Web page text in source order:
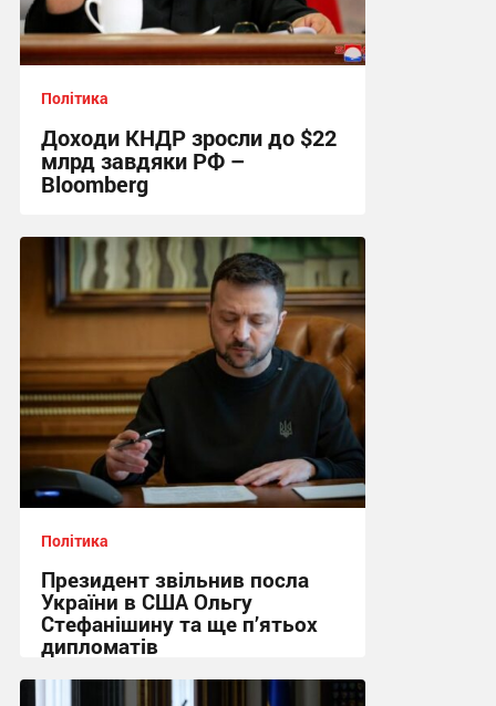
Політика
Доходи КНДР зросли до $22
млрд завдяки РФ –
Bloomberg
03:35 вчора
Політика
Президент звільнив посла
України в США Ольгу
Стефанішину та ще п’ятьох
дипломатів